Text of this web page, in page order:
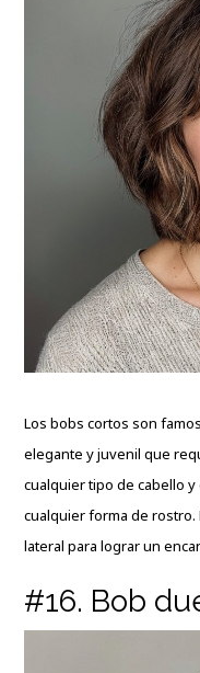
Los bobs cortos son
elegante y juvenil que
cualquier tipo de cabello
cualquier forma de
lateral para lograr un
#16. Bob